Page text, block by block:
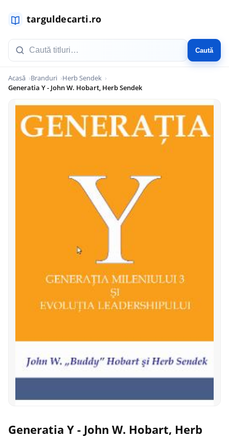
Caută
Acasă Branduri
Herb Sendek
Generatia Y - John W. Hobart, Herb Sendek
Generatia Y - John W. Hobart, Herb